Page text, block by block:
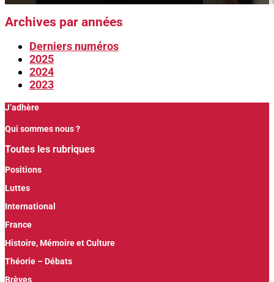
Archives par années
Derniers numéros
2025
2024
2023
J’adhère
Qui sommes nous ?
Toutes les rubriques
Positions
Luttes
International
France
Histoire, Mémoire et Culture
Théorie – Débats
Brèves